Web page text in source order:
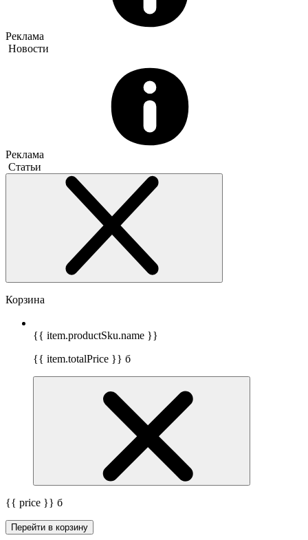
Реклама
Новости
Реклама
Статьи
Корзина
{{ item.productSku.name }}
{{ item.totalPrice }} б
{{ price }} б
Перейти в корзину